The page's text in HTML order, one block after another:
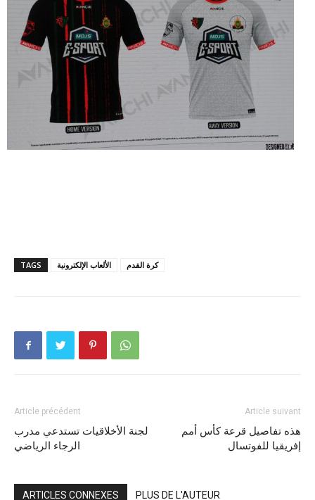
TAGS الألعاب الإلكترونية كرة القدم
Article précédent
لجنة الأخلاقيات تستدعي مدرب
الرجاء الرياضي
Article suivant
هذه تفاصيل قرعة كأس أمم
إفريقيا للفوتسال
ARTICLES CONNEXES PLUS DE L'AUTEUR